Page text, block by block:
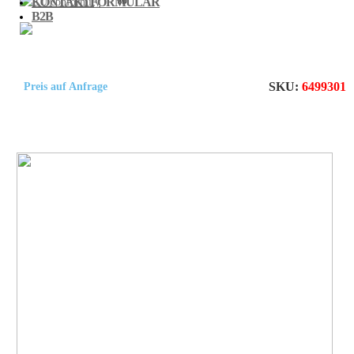
B2B
Preis auf Anfrage SKU: 6499301